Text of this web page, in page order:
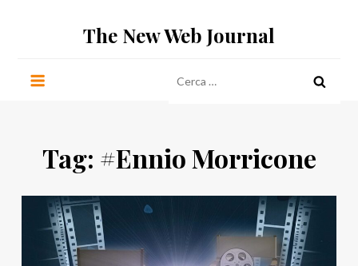
The New Web Journal
per:
Tag: #Ennio Morricone